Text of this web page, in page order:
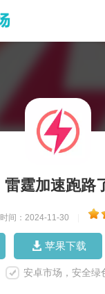
雷霆加速跑路
时间：2024-11-30
苹果下载
安卓市场，安全绿